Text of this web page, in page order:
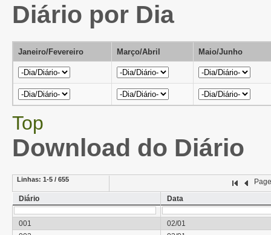
Diário por Dia
Janeiro/Fevereiro Março/Abril Maio/Junho
Top
Download do Diário
Linhas: 1-5 / 655
Diário
Data
001
02/01